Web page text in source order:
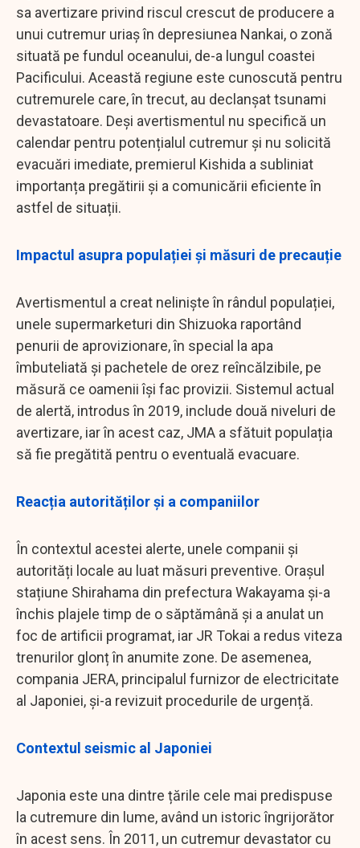
sa avertizare privind riscul crescut de producere a
unui cutremur uriaș în depresiunea Nankai, o zonă
situată pe fundul oceanului, de-a lungul coastei
Pacificului. Această regiune este cunoscută pentru
cutremurele care, în trecut, au declanșat tsunami
devastatoare. Deși avertismentul nu specifică un
calendar pentru potențialul cutremur și nu solicită
evacuări imediate, premierul Kishida a subliniat
importanța pregătirii și a comunicării eficiente în
astfel de situații.
Impactul asupra populației și măsuri de precauție
Avertismentul a creat neliniște în rândul populației,
unele supermarketuri din Shizuoka raportând
penurii de aprovizionare, în special la apa
îmbuteliată și pachetele de orez reîncălzibile, pe
măsură ce oamenii își fac provizii. Sistemul actual
de alertă, introdus în 2019, include două niveluri de
avertizare, iar în acest caz, JMA a sfătuit populația
să fie pregătită pentru o eventuală evacuare.
Reacția autorităților și a companiilor
În contextul acestei alerte, unele companii și
autorități locale au luat măsuri preventive. Orașul
stațiune Shirahama din prefectura Wakayama și-a
închis plajele timp de o săptămână și a anulat un
foc de artificii programat, iar JR Tokai a redus viteza
trenurilor glonț în anumite zone. De asemenea,
compania JERA, principalul furnizor de electricitate
al Japoniei, și-a revizuit procedurile de urgență.
Contextul seismic al Japoniei
Japonia este una dintre țările cele mai predispuse
la cutremure din lume, având un istoric îngrijorător
în acest sens. În 2011, un cutremur devastator cu